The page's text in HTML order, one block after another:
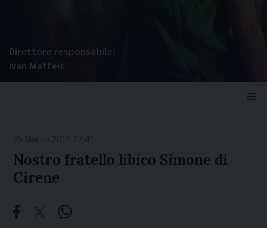
Direttore responsabile:
Ivan Maffeis
Nostro fratello libico Simone di
Cirene